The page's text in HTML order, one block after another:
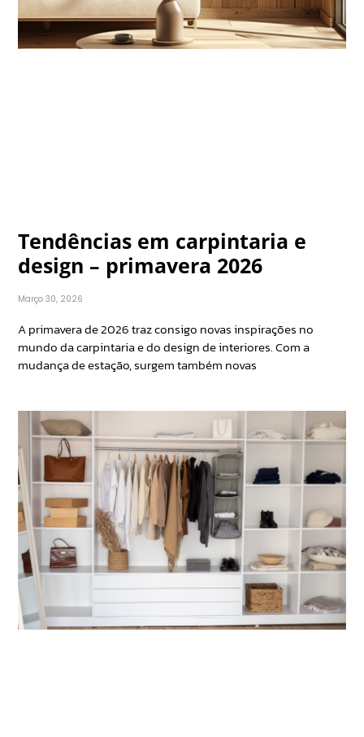
Tendências em carpintaria e
design – primavera 2026
Março 30, 2026
A primavera de 2026 traz consigo novas inspirações no
mundo da carpintaria e do design de interiores. Com a
mudança de estação, surgem também novas